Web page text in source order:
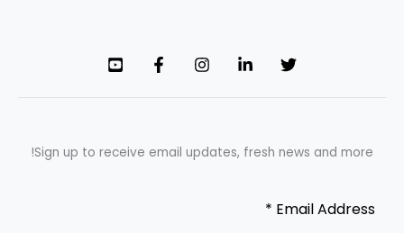
Sign up to receive email updates, fresh news and more!